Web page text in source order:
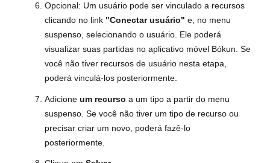
Opcional: Um usuário pode ser vinculado a recursos
clicando no link "Conectar usuário" e, no menu
suspenso, selecionando o usuário. Ele poderá
visualizar suas partidas no aplicativo móvel Bókun. Se
você não tiver recursos de usuário nesta etapa,
poderá vinculá-los posteriormente.
Adicione um recurso a um tipo a partir do menu
suspenso. Se você não tiver um tipo de recurso ou
precisar criar um novo, poderá fazê-lo
posteriormente.